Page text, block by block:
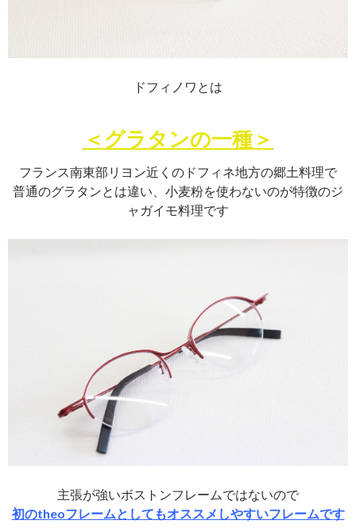
ドフィノワとは
＜グラタンの一種＞
フランス南東部リヨン近くのドフィネ地方の郷土料理で
普通のグラタンとは違い、小麦粉を使わないのが特徴のジ
ャガイモ料理です
主張が強いボストンフレームではないので
初のtheoフレームとしてもオススメしやすいフレームです